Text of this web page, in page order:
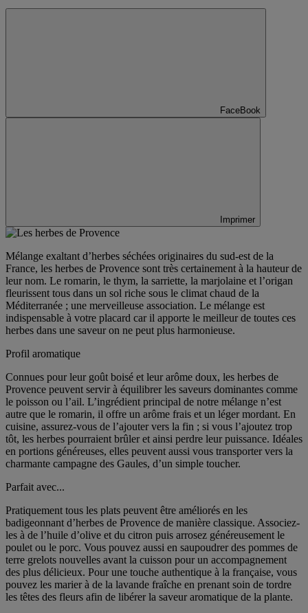
FaceBook
Imprimer
Mélange exaltant d’herbes séchées originaires du sud-est de la
France, les herbes de Provence sont très certainement à la hauteur de
leur nom. Le romarin, le thym, la sarriette, la marjolaine et l’origan
fleurissent tous dans un sol riche sous le climat chaud de la
Méditerranée ; une merveilleuse association. Le mélange est
indispensable à votre placard car il apporte le meilleur de toutes ces
herbes dans une saveur on ne peut plus harmonieuse.
Profil aromatique
Connues pour leur goût boisé et leur arôme doux, les herbes de
Provence peuvent servir à équilibrer les saveurs dominantes comme
le poisson ou l’ail. L’ingrédient principal de notre mélange n’est
autre que le romarin, il offre un arôme frais et un léger mordant. En
cuisine, assurez-vous de l’ajouter vers la fin ; si vous l’ajoutez trop
tôt, les herbes pourraient brûler et ainsi perdre leur puissance. Idéales
en portions généreuses, elles peuvent aussi vous transporter vers la
charmante campagne des Gaules, d’un simple toucher.
Parfait avec...
Pratiquement tous les plats peuvent être améliorés en les
badigeonnant d’herbes de Provence de manière classique. Associez-
les à de l’huile d’olive et du citron puis arrosez généreusement le
poulet ou le porc. Vous pouvez aussi en saupoudrer des pommes de
terre grelots nouvelles avant la cuisson pour un accompagnement
des plus délicieux. Pour une touche authentique à la française, vous
pouvez les marier à de la lavande fraîche en prenant soin de tordre
les têtes des fleurs afin de libérer la saveur aromatique de la plante.